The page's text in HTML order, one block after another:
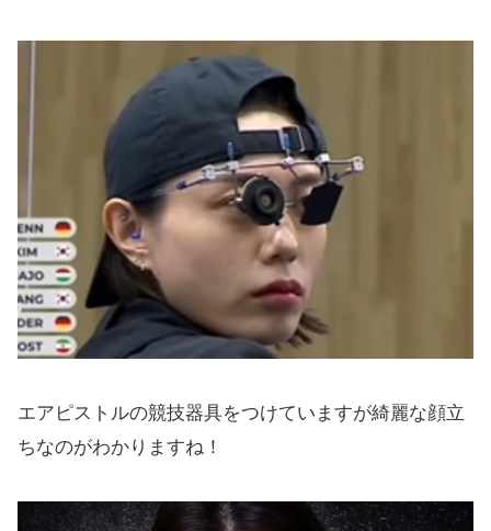
エアピストルの競技器具をつけていますが綺麗な顔立
ちなのがわかりますね！